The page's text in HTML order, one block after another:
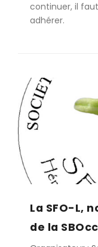
continuer, il
adhérer.
La SFO-L,
de la SBOcc